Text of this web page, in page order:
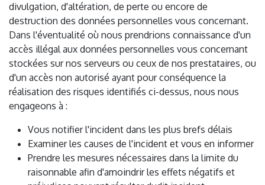
divulgation, d'altération, de perte ou encore de
destruction des données personnelles vous concernant.
Dans l'éventualité où nous prendrions connaissance d'un
accès illégal aux données personnelles vous concernant
stockées sur nos serveurs ou ceux de nos prestataires, ou
d'un accès non autorisé ayant pour conséquence la
réalisation des risques identifiés ci-dessus, nous nous
engageons à :
Vous notifier l'incident dans les plus brefs délais
Examiner les causes de l'incident et vous en informer
Prendre les mesures nécessaires dans la limite du
raisonnable afin d'amoindrir les effets négatifs et